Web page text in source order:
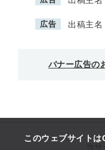
このウェブサイト
広告 出稿主名
バナー広告の